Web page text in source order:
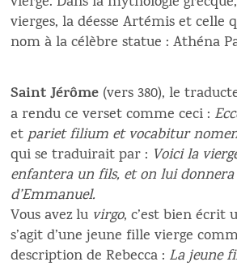
vierges, la déesse Artémis et celle
nom à la célèbre statue : Athéna
Saint Jérôme (vers 380), le
a rendu ce verset comme ceci :
etpariet filium et vocabitur
qui se traduirait par : Voici la
enfantera un fils, et on lui
d’Emmanuel.
Vous avez lu virgo, c’est bien écrit
s’agit d’une jeune fille vierge
description de Rebecca : La jeune